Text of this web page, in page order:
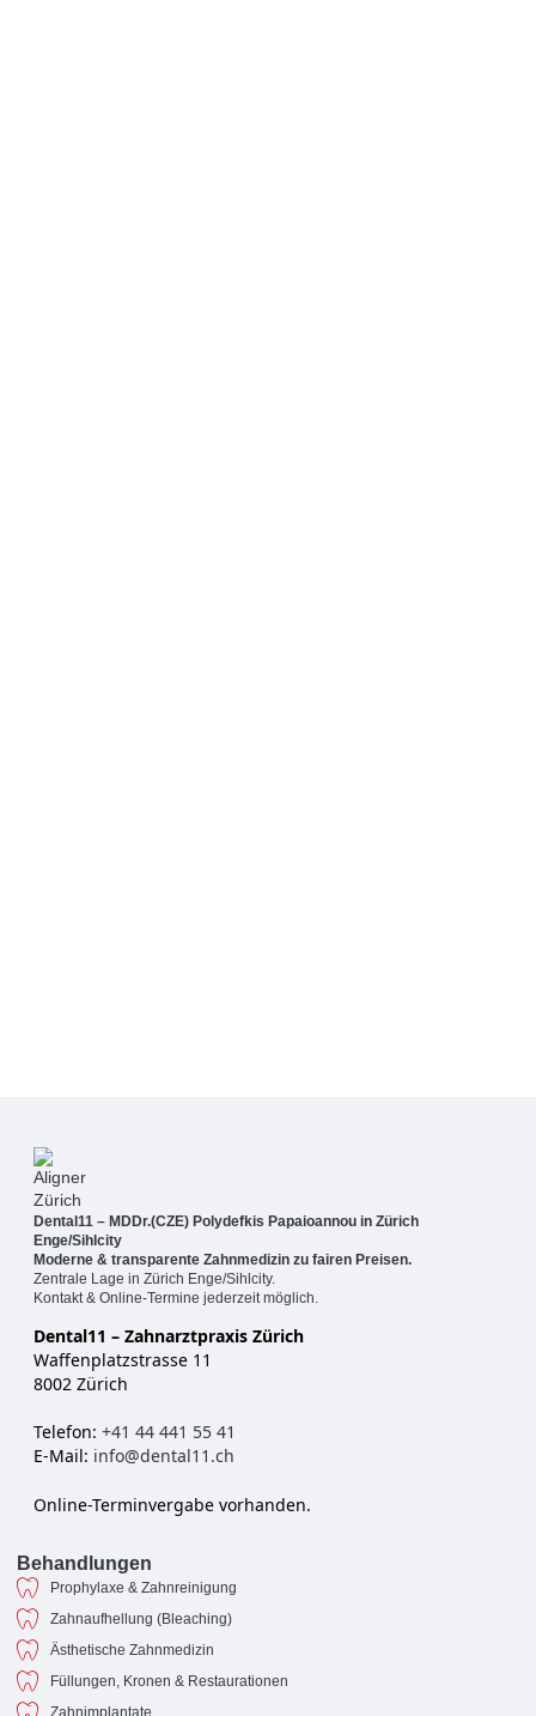
Dental11 – MDDr.(CZE) Polydefkis Papaioannou in Zürich
Enge/Sihlcity
Moderne & transparente Zahnmedizin zu fairen Preisen.
Zentrale Lage in Zürich Enge/Sihlcity.
Kontakt & Online-Termine jederzeit möglich.
Dental11 – Zahnarztpraxis Zürich
Waffenplatzstrasse 11
8002 Zürich
Telefon: +41 44 441 55 41
E-Mail: info@dental11.ch
Online-Terminvergabe vorhanden.
Behandlungen
Prophylaxe & Zahnreinigung
Zahnaufhellung (Bleaching)
Ästhetische Zahnmedizin
Füllungen, Kronen & Restaurationen
Zahnimplantate